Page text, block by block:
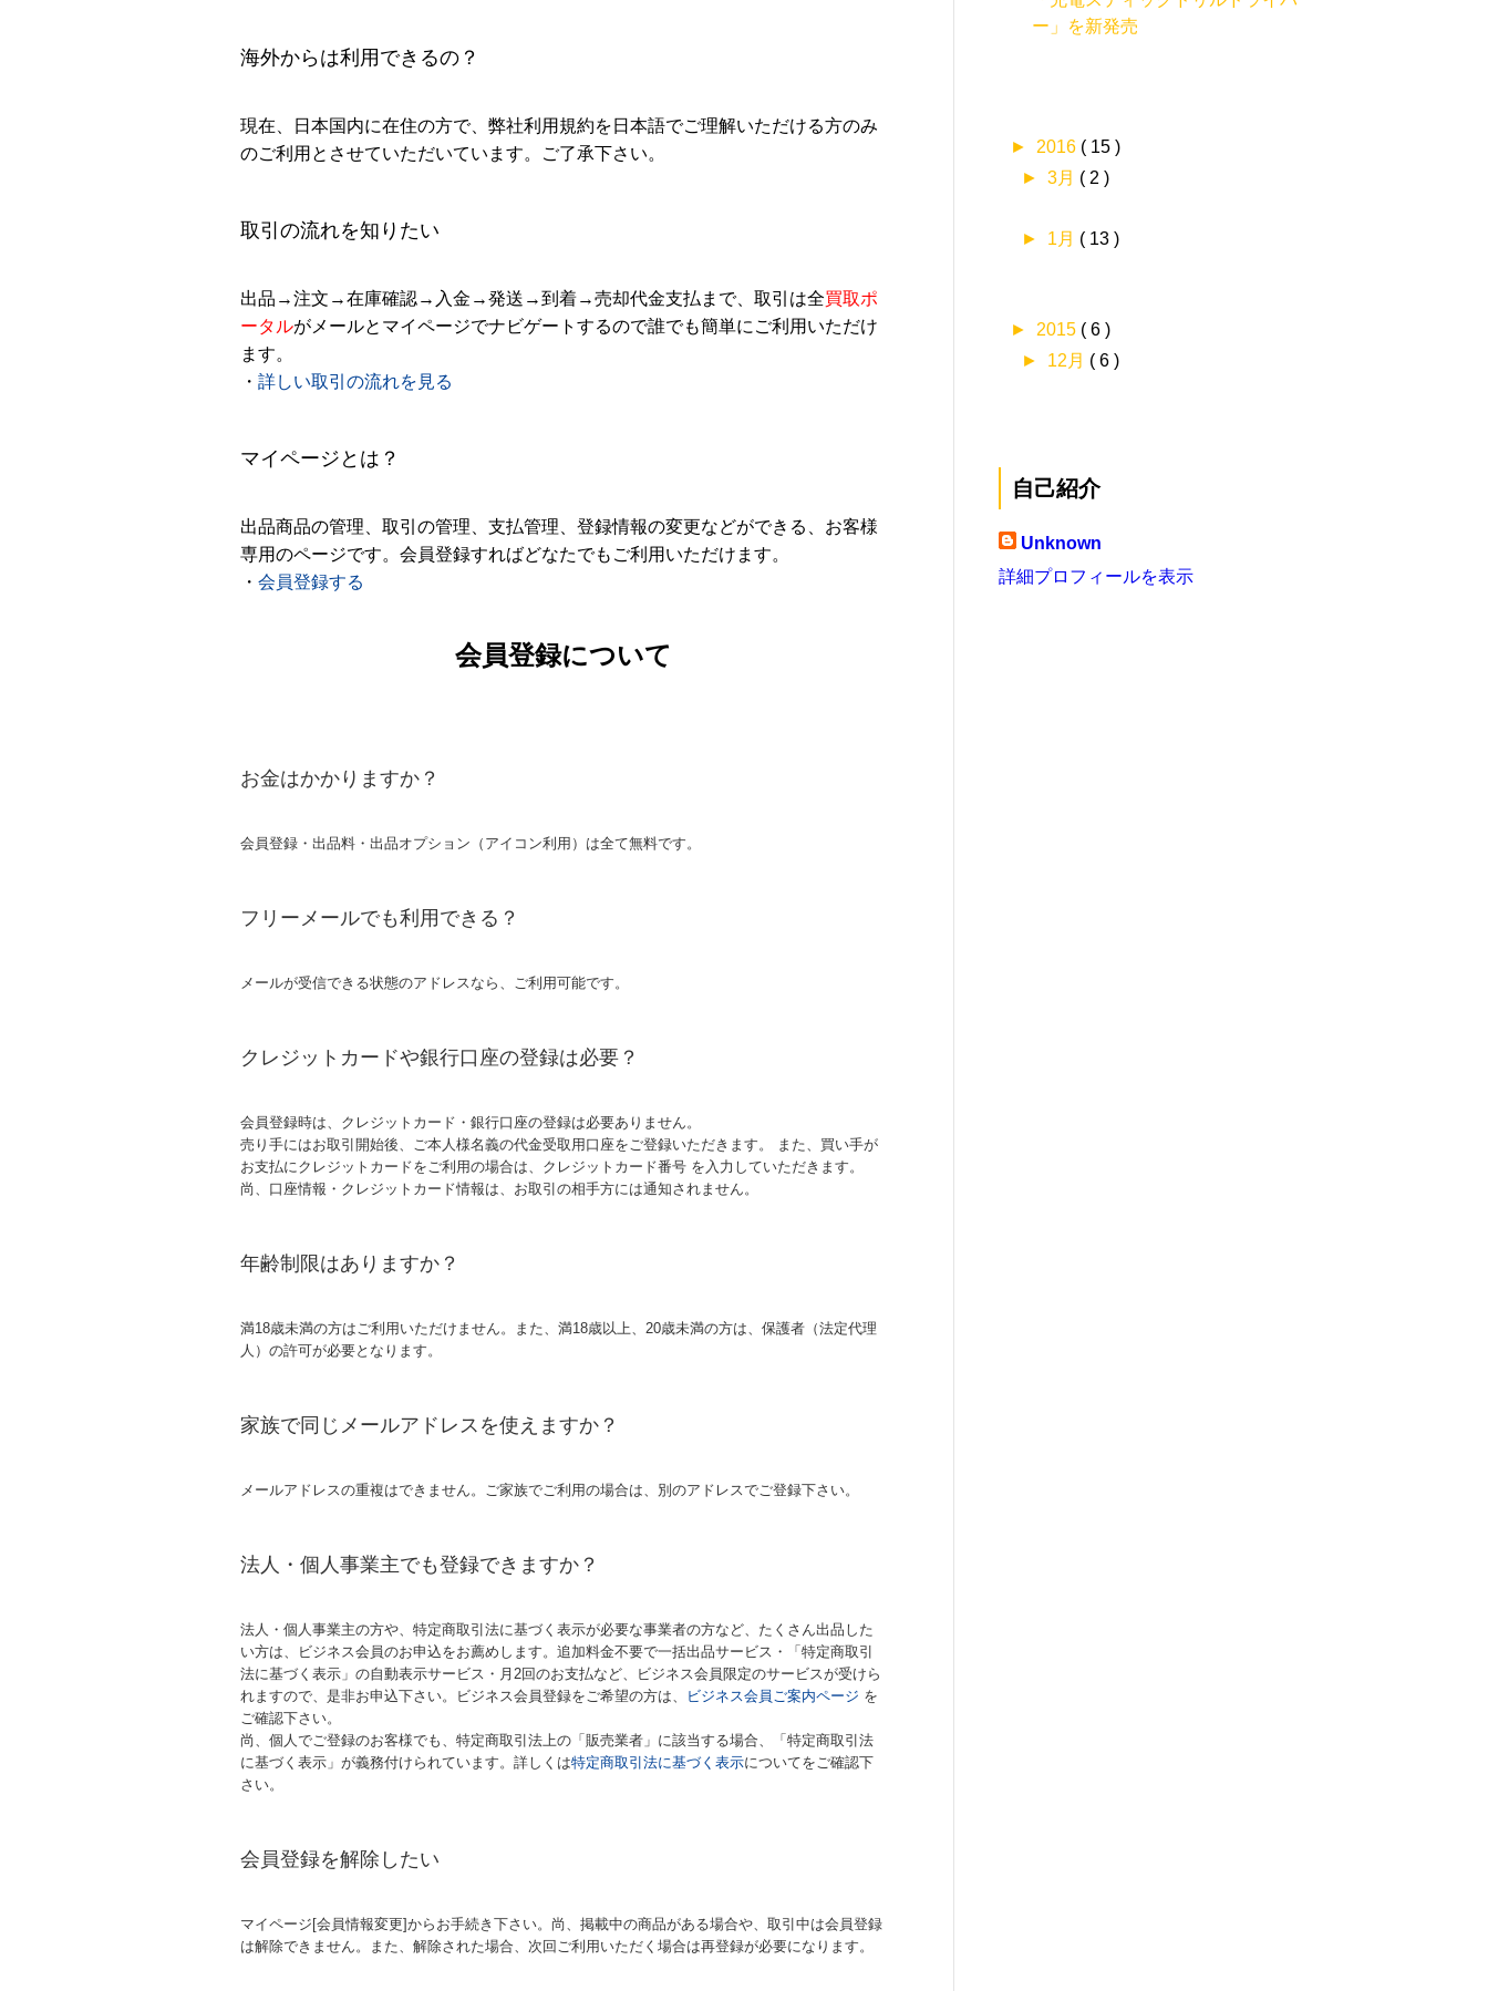
海外からは利用できるの？
現在、日本国内に在住の方で、弊社利用規約を日本語でご理解いただける方のみ
のご利用とさせていただいています。ご了承下さい。
取引の流れを知りたい
出品→注文→在庫確認→入金→発送→到着→売却代金支払まで、取引は全買取ポ
ータルがメールとマイページでナビゲートするので誰でも簡単にご利用いただけ
ます。
・ 詳しい取引の流れを見る
マイページとは？
出品商品の管理、取引の管理、支払管理、登録情報の変更などができる、お客様
専用のページです。会員登録すればどなたでもご利用いただけます。
・ 会員登録する
会員登録について
お金はかかりますか？
会員登録・出品料・出品オプション（アイコン利用）は全て無料です。
フリーメールでも利用できる？
メールが受信できる状態のアドレスなら、ご利用可能です。
クレジットカードや銀行口座の登録は必要？
会員登録時は、クレジットカード・銀行口座の登録は必要ありません。
売り手にはお取引開始後、ご本人様名義の代金受取用口座をご登録いただきます。 また、買い手が
お支払にクレジットカードをご利用の場合は、クレジットカード番号 を入力していただきます。
尚、口座情報・クレジットカード情報は、お取引の相手方には通知されません。
年齢制限はありますか？
満18歳未満の方はご利用いただけません。また、満18歳以上、20歳未満の方は、保護者（法定代理
人）の許可が必要となります。
家族で同じメールアドレスを使えますか？
メールアドレスの重複はできません。ご家族でご利用の場合は、別のアドレスでご登録下さい。
法人・個人事業主でも登録できますか？
法人・個人事業主の方や、特定商取引法に基づく表示が必要な事業者の方など、たくさん出品した
い方は、ビジネス会員のお申込をお薦めします。追加料金不要で一括出品サービス・「特定商取引
法に基づく表示」の自動表示サービス・月2回のお支払など、ビジネス会員限定のサービスが受けら
れますので、是非お申込下さい。ビジネス会員登録をご希望の方は、
ビジネス会員ご案内ページ を
ご確認下さい。
尚、個人でご登録のお客様でも、特定商取引法上の「販売業者」に該当する場合、「特定商取引法
に基づく表示」が義務付けられています。詳しくは特定商取引法に基づく表示についてをご確認下
さい。
会員登録を解除したい
マイページ[会員情報変更]からお手続き下さい。尚、掲載中の商品がある場合や、取引中は会員登録
は解除できません。また、解除された場合、次回ご利用いただく場合は再登録が必要になります。
ー」を新発売
► 2016 ( 15 )
► 3月 ( 2 )
► 1月 ( 13 )
► 2015 ( 6 )
► 12月 ( 6 )
自己紹介
Unknown
詳細プロフィールを表示